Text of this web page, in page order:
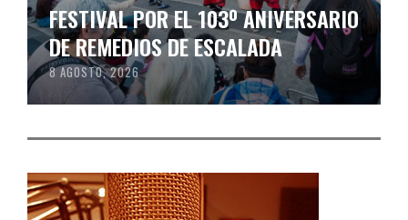
FESTIVAL POR EL 103º ANIVERSARIO
DE REMEDIOS DE ESCALADA
8 AGOSTO, 2026